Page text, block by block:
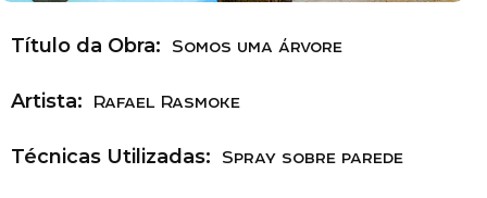
Título da Obra: Somos uma árvore
Artista: Rafael Rasmoke
Técnicas Utilizadas: Spray sobre parede